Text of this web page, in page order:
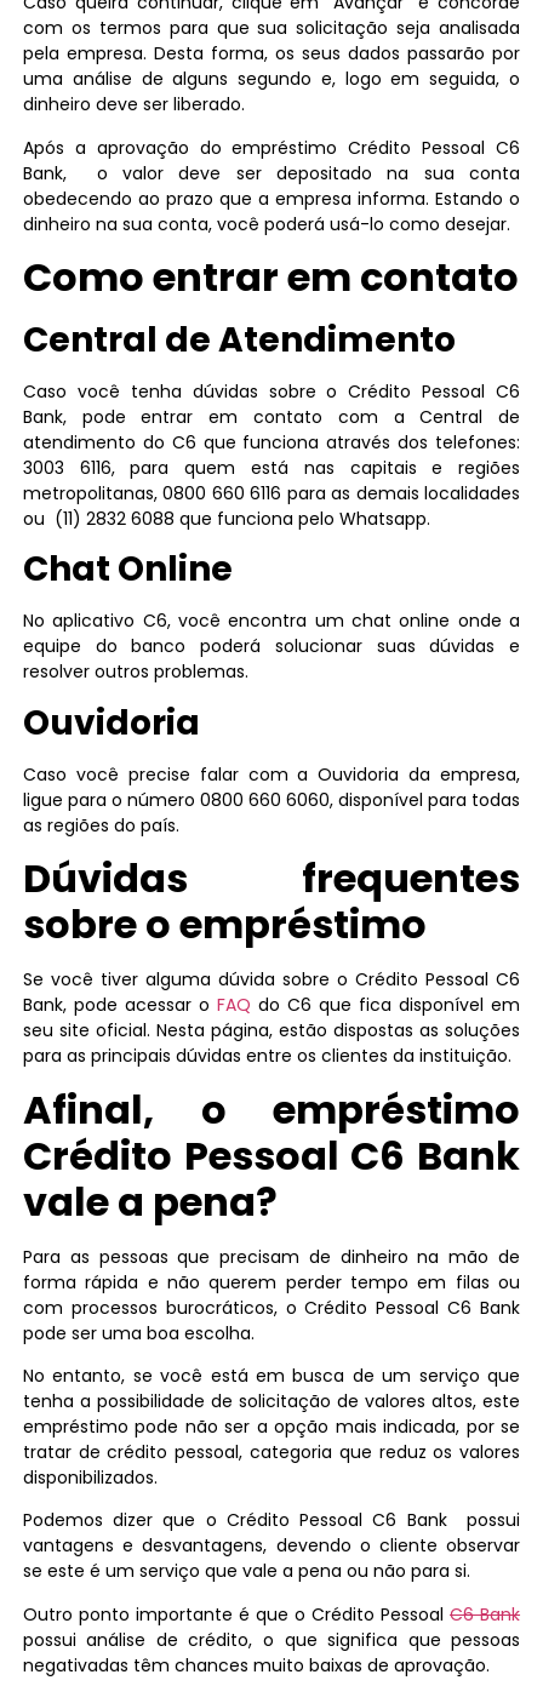
com os termos para que sua solicitação seja analisada
pela empresa. Desta forma, os seus dados passarão por
uma análise de alguns segundo e, logo em seguida, o
dinheiro deve ser liberado.
Após a aprovação do empréstimo Crédito Pessoal C6
Bank, o valor deve ser depositado na sua conta
obedecendo ao prazo que a empresa informa. Estando o
dinheiro na sua conta, você poderá usá-lo como desejar.
Como entrar em contato
Central de Atendimento
Caso você tenha dúvidas sobre o Crédito Pessoal C6
Bank, pode entrar em contato com a Central de
atendimento do C6 que funciona através dos telefones:
3003 6116, para quem está nas capitais e regiões
metropolitanas, 0800 660 6116 para as demais localidades
ou (11) 2832 6088 que funciona pelo Whatsapp.
Chat Online
No aplicativo C6, você encontra um chat online onde a
equipe do banco poderá solucionar suas dúvidas e
resolver outros problemas.
Ouvidoria
Caso você precise falar com a Ouvidoria da empresa,
ligue para o número 0800 660 6060, disponível para todas
as regiões do país.
Dúvidas frequentes
sobre o empréstimo
Se você tiver alguma dúvida sobre o Crédito Pessoal C6
Bank, pode acessar o FAQ do C6 que fica disponível em
seu site oficial. Nesta página, estão dispostas as soluções
para as principais dúvidas entre os clientes da instituição.
Afinal, o empréstimo
Crédito Pessoal C6 Bank
vale a pena?
Para as pessoas que precisam de dinheiro na mão de
forma rápida e não querem perder tempo em filas ou
com processos burocráticos, o Crédito Pessoal C6 Bank
pode ser uma boa escolha.
No entanto, se você está em busca de um serviço que
tenha a possibilidade de solicitação de valores altos, este
empréstimo pode não ser a opção mais indicada, por se
tratar de crédito pessoal, categoria que reduz os valores
disponibilizados.
Podemos dizer que o Crédito Pessoal C6 Bank possui
vantagens e desvantagens, devendo o cliente observar
se este é um serviço que vale a pena ou não para si.
Outro ponto importante é que o Crédito PessoalC6 Bank
possui análise de crédito, o que significa que pessoas
negativadas têm chances muito baixas de aprovação.